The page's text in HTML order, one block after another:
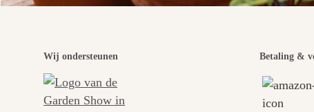
Wij ondersteunen Betaling &